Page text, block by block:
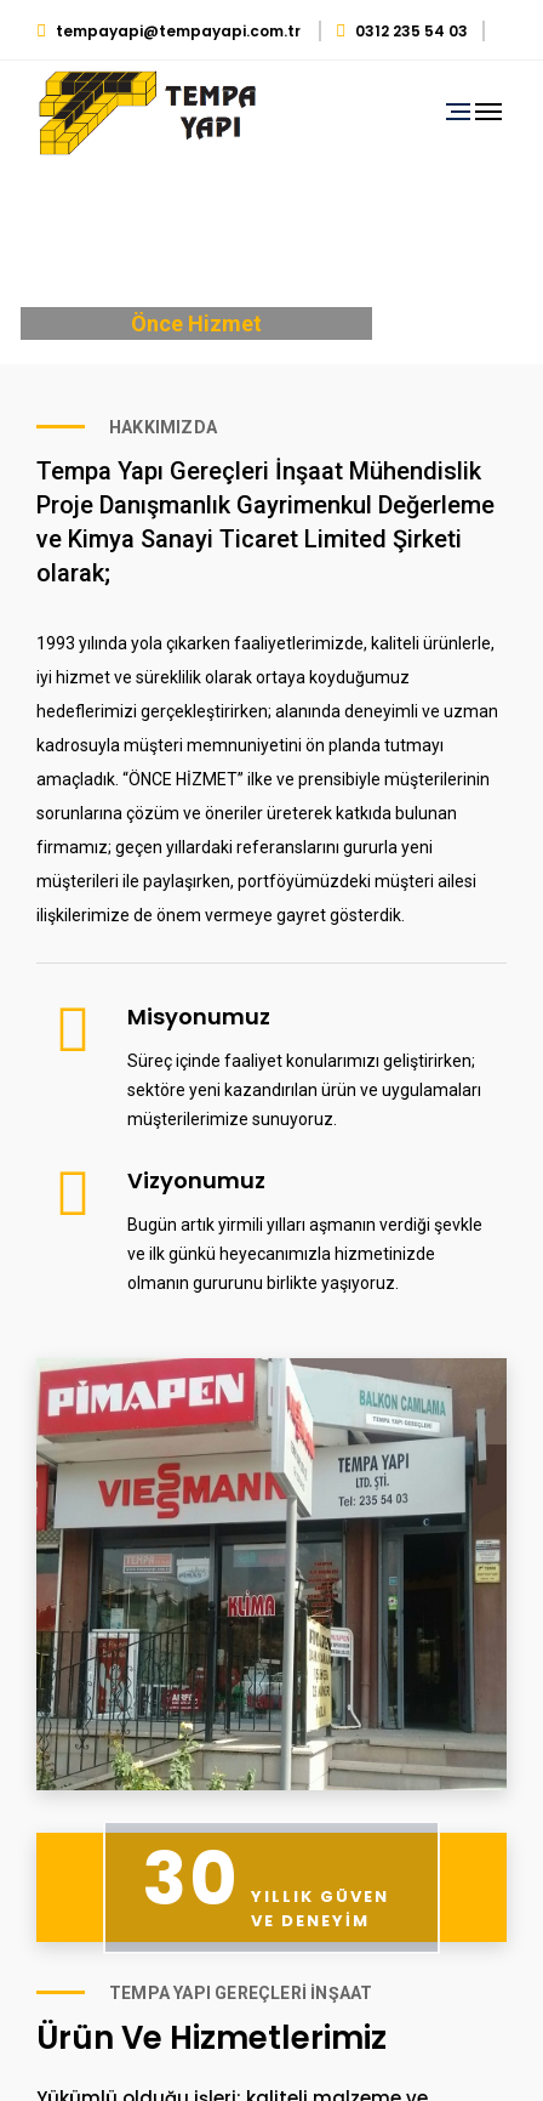
tempayapi@tempayapi.com.tr 0312 235 54 03
0530 879 29 39
Önce Hizmet
HAKKIMIZDA
Tempa Yapı Gereçleri İnşaat Mühendislik
Proje Danışmanlık Gayrimenkul Değerleme
ve Kimya Sanayi Ticaret Limited Şirketi
olarak;
1993 yılında yola çıkarken faaliyetlerimizde, kaliteli ürünlerle,
iyi hizmet ve süreklilik olarak ortaya koyduğumuz
hedeflerimizi gerçekleştirirken; alanında deneyimli ve uzman
kadrosuyla müşteri memnuniyetini ön planda tutmayı
amaçladık. “ÖNCE HİZMET” ilke ve prensibiyle müşterilerinin
sorunlarına çözüm ve öneriler üreterek katkıda bulunan
firmamız; geçen yıllardaki referanslarını gururla yeni
müşterileri ile paylaşırken, portföyümüzdeki müşteri ailesi
ilişkilerimize de önem vermeye gayret gösterdik.
Misyonumuz
Süreç içinde faaliyet konularımızı geliştirirken;
sektöre yeni kazandırılan ürün ve uygulamaları
müşterilerimize sunuyoruz.
Vizyonumuz
Bugün artık yirmili yılları aşmanın verdiği şevkle
ve ilk günkü heyecanımızla hizmetinizde
olmanın gururunu birlikte yaşıyoruz.
30
YILLIK GÜVEN
VE DENEYIM
TEMPA YAPI GEREÇLERI İNŞAAT
Ürün Ve Hizmetlerimiz